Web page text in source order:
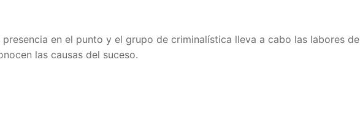
en el punto y el grupo de criminalística lleva a cabo las labores de
las causas del suceso.